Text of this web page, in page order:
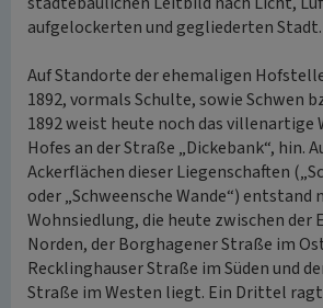
aufgelockerten und gegliederten Stadt.
Auf Standorte der ehemaligen
1892, vormals Schulte, sowie Schwen
1892 weist heute noch das villenartige
Hofes an der Straße „Dickebank“, hin.
Ackerflächen dieser Liegenschaften
oder „Schweensche Wande“) entstand
Wohnsiedlung, die heute zwischen der
Norden, der Borghagener Straße im
Recklinghauser Straße im Süden und
Straße im Westen liegt. Ein Drittel